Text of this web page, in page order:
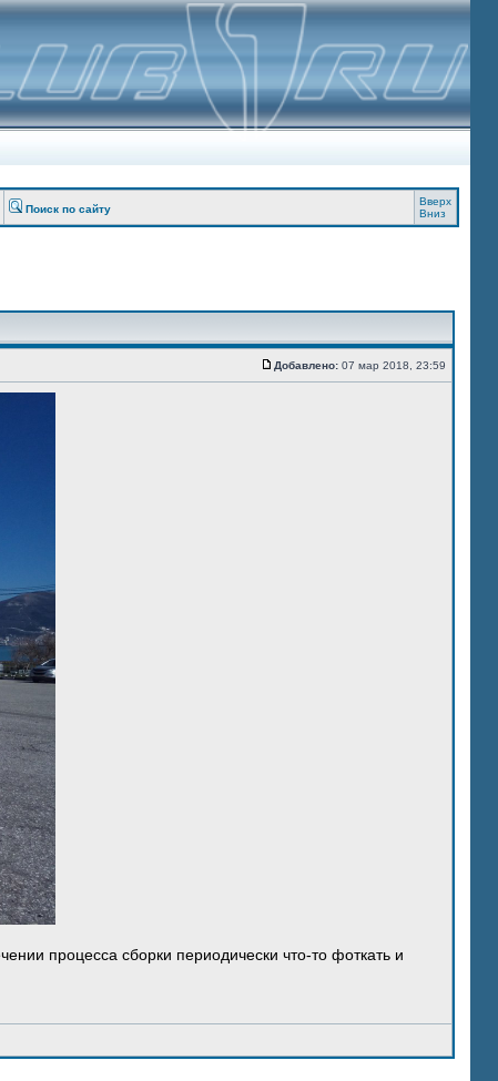
Поиск по сайту
Вверх
Вниз
Добавлено: 07 мар 2018, 23:59
процесса сборки периодически что-то фоткать и